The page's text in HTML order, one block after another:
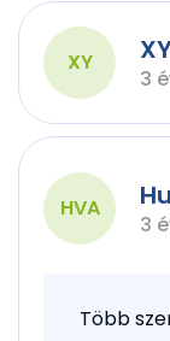
XY
3
HVA
3
Több